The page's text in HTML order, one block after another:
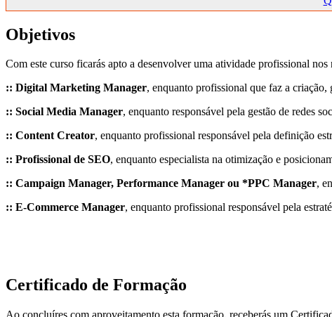
Objetivos
Com este curso ficarás apto a desenvolver uma atividade profissional
:: Digital Marketing Manager, enquanto profissional que faz a criação,
:: Social Media Manager, enquanto responsável pela gestão de redes
:: Content Creator, enquanto profissional responsável pela definição
:: Profissional de SEO, enquanto especialista na otimização e
:: Campaign Manager, Performance Manager ou *PPC Manager,
:: E-Commerce Manager, enquanto profissional responsável pela
Certificado de Formação